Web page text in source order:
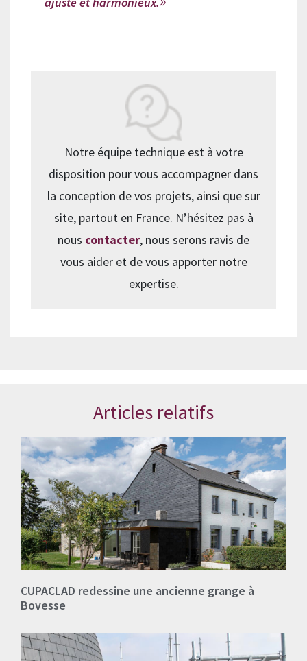
Notre équipe technique est à votre
disposition pour vous accompagner dans
la conception de vos projets, ainsi que sur
site, partout en France. N’hésitez pas à
nous contacter, nous serons ravis de
vous aider et de vous apporter notre
expertise.
Articles relatifs
CUPACLAD redessine une ancienne grange à
Bovesse